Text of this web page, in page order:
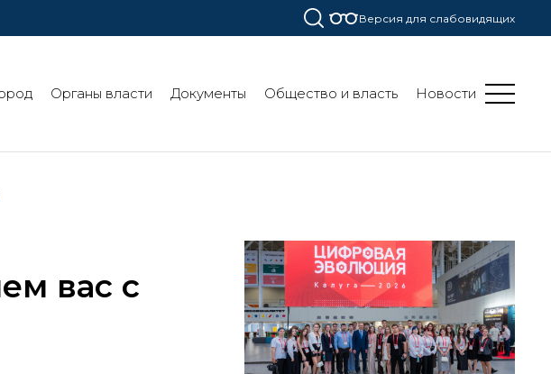
Версия для слабовидящих
Органы власти Документы Общество и власть Новости
вас с